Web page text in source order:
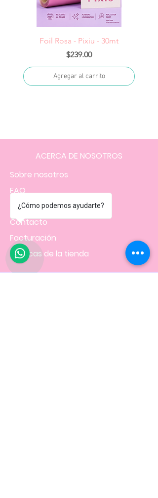
Foil Rosa - Pixiu - 30mt
Precio
$239.00
Agregar al carrito
ACERCA DE NOSOTROS
Sobre nosotros
FAQ
Envíos
Contacto
Facturación
Políticas de la tienda
¿Cómo podemos ayudarte?
1